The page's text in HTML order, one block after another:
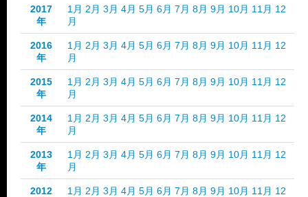
2017
年
1月 2月 3月 4月 5月 6月 7月 8月 9月 10月 11月 12
月
2016
年
1月 2月 3月 4月 5月 6月 7月 8月 9月 10月 11月 12
月
2015
年
1月 2月 3月 4月 5月 6月 7月 8月 9月 10月 11月 12
月
2014
年
1月 2月 3月 4月 5月 6月 7月 8月 9月 10月 11月 12
月
2013
年
1月 2月 3月 4月 5月 6月 7月 8月 9月 10月 11月 12
月
2012
1月 2月 3月 4月 5月 6月 7月 8月 9月 10月 11月 12